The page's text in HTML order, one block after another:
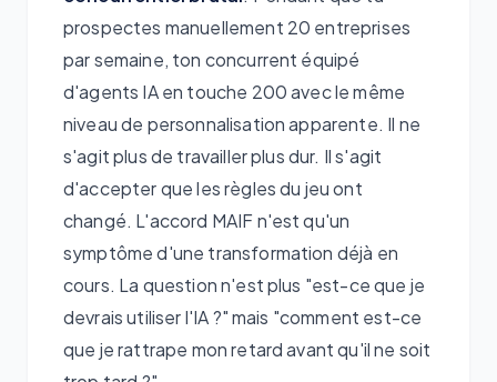
prospectes manuellement 20 entreprises
par semaine, ton concurrent équipé
d'agents IA en touche 200 avec le même
niveau de personnalisation apparente. Il ne
s'agit plus de travailler plus dur. Il s'agit
d'accepter que les règles du jeu ont
changé. L'accord MAIF n'est qu'un
symptôme d'une transformation déjà en
cours. La question n'est plus "est-ce que je
devrais utiliser l'IA ?" mais "comment est-ce
que je rattrape mon retard avant qu'il ne soit